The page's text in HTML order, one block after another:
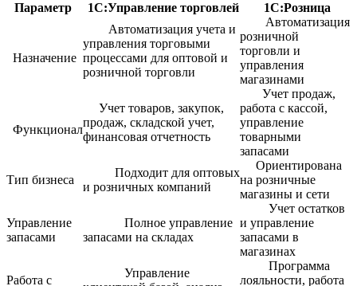
Параметр 1С:Управление торговлей 1С:Розница
Назначение
Автоматизация учета и
управления торговыми
процессами для оптовой и
розничной торговли
Автоматизация
розничной
торговли и
управления
магазинами
Функционал
Учет товаров, закупок,
продаж, складской учет,
финансовая отчетность
Учет продаж,
работа с кассой,
управление
товарными
запасами
Тип бизнеса
Подходит для оптовых
и розничных компаний
Ориентирована
на розничные
магазины и сети
Управление
запасами
Полное управление
запасами на складах
Учет остатков
и управление
запасами в
магазинах
Работа с
Управление
Программа
лояльности, работа